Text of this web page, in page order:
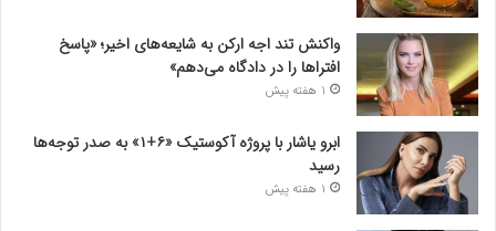
6 روز پیش
خیرآبادی
6 روز پیش